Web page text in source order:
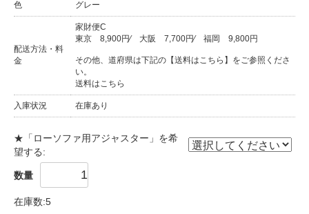
色 グレー
配送方法・料
金
家財便C
東京
8,900円⁄ 大阪 7,700円⁄ 福岡 9,800円
その他、道府県は下記の【送料はこちら】をご参照くださ
い。
送料はこちら
入庫状況 在庫あり
★「ローソファ用アジャスター」を希
望する:
数量
在庫数:5